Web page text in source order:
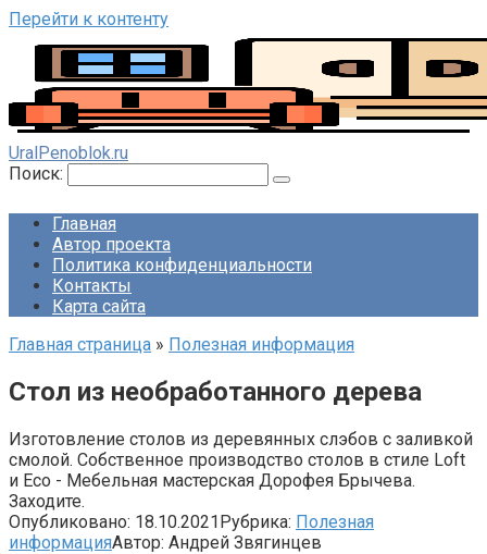
Перейти к контенту
UralPenoblok.ru
Поиск:
Главная
Автор проекта
Политика конфиденциальности
Контакты
Карта сайта
Главная страница » Полезная информация
Стол из необработанного дерева
Изготовление столов из деревянных слэбов с заливкой
смолой. Собственное производство столов в стиле Loft
и Eco - Мебельная мастерская Дорофея Брычева.
Заходите.
Опубликовано: 18.10.2021Рубрика: Полезная
информацияАвтор: Андрей Звягинцев